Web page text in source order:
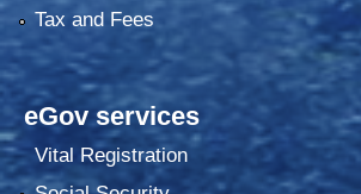
Tax and Fees
eGov services
Vital Registration